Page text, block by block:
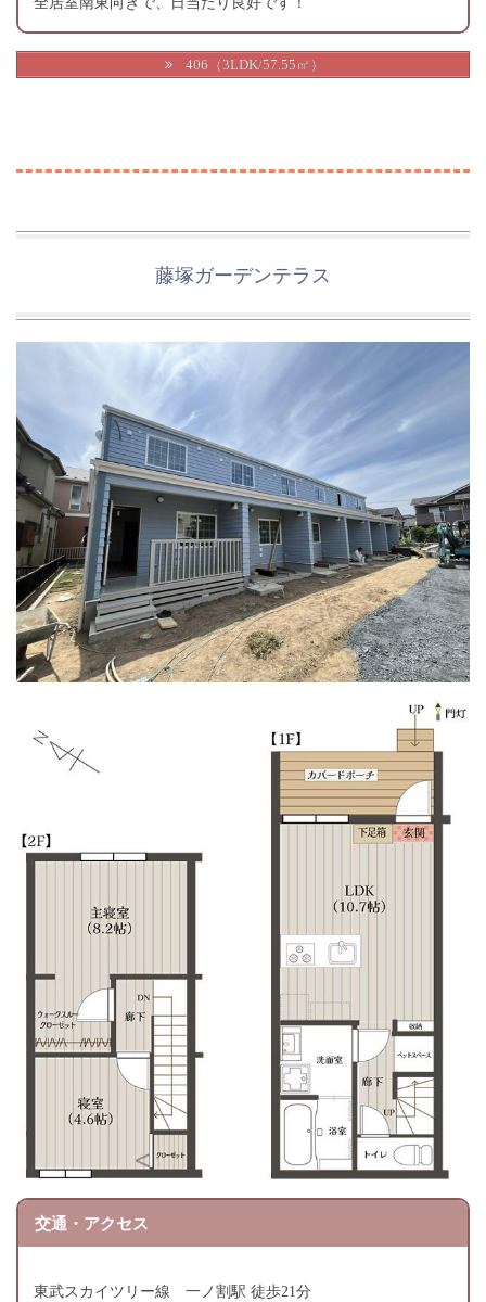
406（3LDK/57.55㎡）
藤塚ガーデンテラス
交通・アクセス
東武スカイツリー線 一ノ割駅 徒歩21分